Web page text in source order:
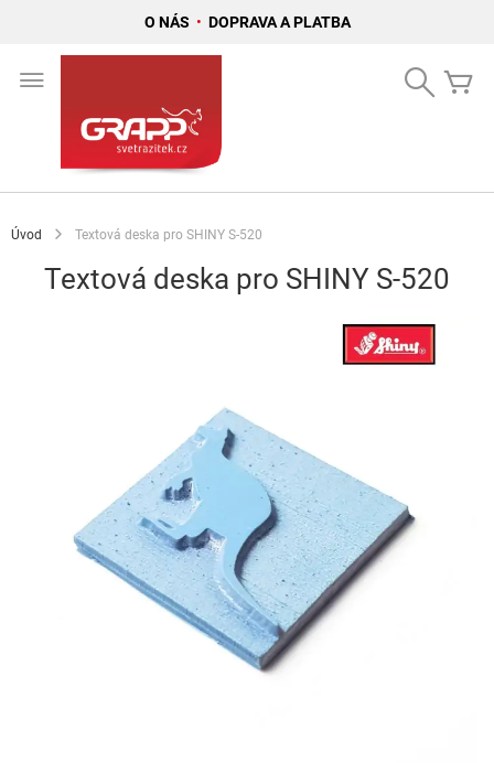
O NÁS • DOPRAVA A PLATBA
Search
Úvod Textová deska pro SHINY S-520
Textová deska pro SHINY S-520